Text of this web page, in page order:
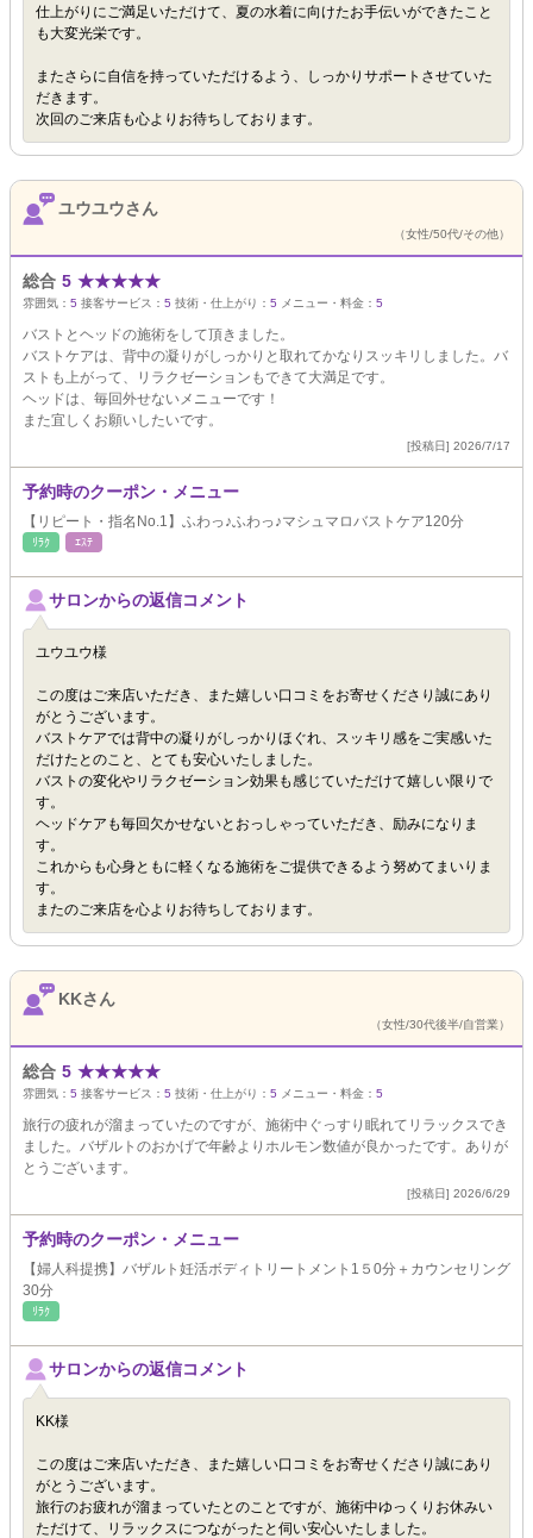
仕上がりにご満足いただけて、夏の水着に向けたお手伝いができたこと
も大変光栄です。
またさらに自信を持っていただけるよう、しっかりサポートさせていた
だきます。
次回のご来店も心よりお待ちしております。
ユウユウさん
（女性/50代/その他）
総合 5 ★★★★★
雰囲気： 5 接客サービス： 5 技術・仕上がり： 5 メニュー・料金： 5
バストとヘッドの施術をして頂きました。
バストケアは、背中の凝りがしっかりと取れてかなりスッキリしました。バ
ストも上がって、リラクゼーションもできて大満足です。
ヘッドは、毎回外せないメニューです！
また宜しくお願いしたいです。
[投稿日] 2026/7/17
予約時のクーポン・メニュー
【リピート・指名No.1】ふわっ♪ふわっ♪マシュマロバストケア120分
ﾘﾗｸ ｴｽﾃ
サロンからの返信コメント
ユウユウ様
この度はご来店いただき、また嬉しい口コミをお寄せくださり誠にあり
がとうございます。
バストケアでは背中の凝りがしっかりほぐれ、スッキリ感をご実感いた
だけたとのこと、とても安心いたしました。
バストの変化やリラクゼーション効果も感じていただけて嬉しい限りで
す。
ヘッドケアも毎回欠かせないとおっしゃっていただき、励みになりま
す。
これからも心身ともに軽くなる施術をご提供できるよう努めてまいりま
す。
またのご来店を心よりお待ちしております。
KKさん
（女性/30代後半/自営業）
総合 5 ★★★★★
雰囲気： 5 接客サービス： 5 技術・仕上がり： 5 メニュー・料金： 5
旅行の疲れが溜まっていたのですが、施術中ぐっすり眠れてリラックスでき
ました。バザルトのおかげで年齢よりホルモン数値が良かったです。ありが
とうございます。
[投稿日] 2026/6/29
予約時のクーポン・メニュー
【婦人科提携】バザルト妊活ボディトリートメント1５0分＋カウンセリング
30分
ﾘﾗｸ
サロンからの返信コメント
KK様
この度はご来店いただき、また嬉しい口コミをお寄せくださり誠にあり
がとうございます。
旅行のお疲れが溜まっていたとのことですが、施術中ゆっくりお休みい
ただけて、リラックスにつながったと伺い安心いたしました。